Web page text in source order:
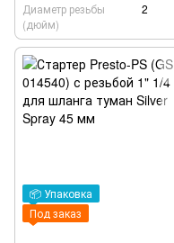
Диаметр резьбы
(дюйм)
2
📦 Упаковка
Под заказ